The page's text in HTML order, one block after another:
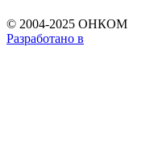
© 2004-2025 ОНКОМ
Разработано в